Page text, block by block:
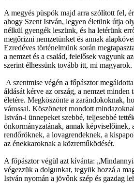
A megyés püspök majd arra szólított fel,
ahogy Szent István, legyen életünk útja
nélkül gyengék leszünk, és ha letérünk
megőrizni nemzetünket és annak
Ezredéves történelmünk során
a nemzet és a család, felelősek vagyunk
szerint élhessünk tovább itt, mi magyarok.
A szentmise végén a főpásztor
áldását kérve az ország, a nemzet minden
életére. Megköszönte a zarándokoknak,
várossal. Köszönetet mondott
István-i ünnepeket szebbé, teljesebbé
önkormányzatának, annak képviselőinek,
rendőröknek, a lovagrendeknek, a
az énekkaroknak a közreműködését.
A főpásztor végül azt kívánta:
végezzük a dolgunkat, tegyük hozzá a
István nyomán a jövőnk szép és gazdag